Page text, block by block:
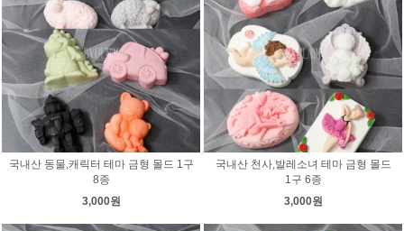
국내산 동물,캐릭터 테마 금형 몰드 1구
8종
3,000원
국내산 천사,발레소녀 테마 금형 몰드
1구 6종
3,000원